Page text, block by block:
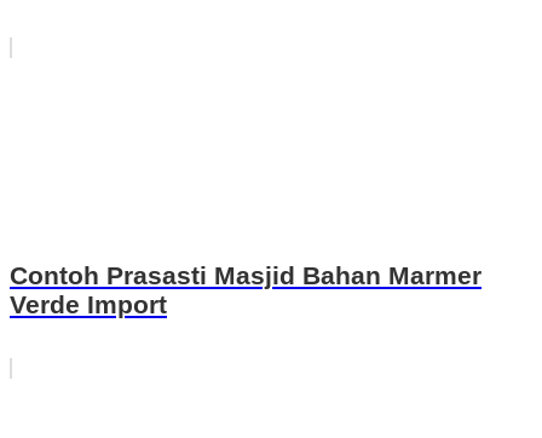
Contoh Prasasti Masjid Bahan Marmer
Verde Import